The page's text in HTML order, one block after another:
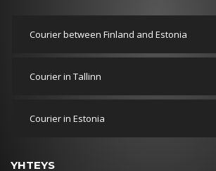
Courier between Finland and Estonia
Courier in Tallinn
Courier in Estonia
YHTEYS